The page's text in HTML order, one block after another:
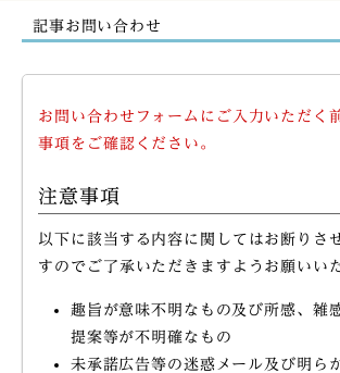
記事お問い合わせ
お問い合わせフォームにご入力いただく
事項をご確認ください。
注意事項
以下に該当する内容に関してはお断りさ
すのでご了承いただきますようお願いい
趣旨が意味不明なもの及び所感、雑
提案等が不明確なもの
未承諾広告等の迷惑メール及び明ら